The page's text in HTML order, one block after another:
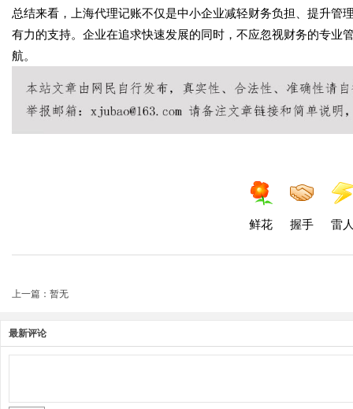
总结来看，上海代理记账不仅是中小企业减轻财务负担、提升
有力的支持。企业在追求快速发展的同时，不应忽视财务的专业
航。
鲜花 握手 雷
上一篇：暂无
最新评论